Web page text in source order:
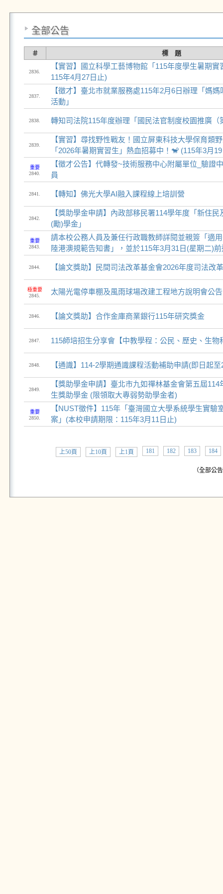
全部公告
＃ 標 題
2836.
【實習】國立科學工藝博物館「115年度學生暑期
115年4月27日止)
2837.
【徵才】臺北市就業服務處115年2月6日辦理「媽
活動」
2838. 轉知司法院115年度辦理「國民法官制度校園推廣（
2839.
【實習】尋找野性戰友！國立屏東科技大學保育類
「2026年暑期實習生」熱血招募中！🐒 (115年3月
重要
2840.
【徵才公告】代轉發~技術服務中心附屬單位_驗證
員
2841. 【轉知】佛光大學AI融入課程線上培訓營
2842.
【獎助學金申請】內政部移民署114學年度「新住
(勵)學金」
重要
2843.
請本校公務人員及兼任行政職教師詳閱並親簽「適
陸港澳規範告知書」，並於115年3月31日(星期二)
2844. 【論文獎助】民間司法改革基金會2026年度司法改
極重要
2845.
太陽光電停車棚及風雨球場改建工程地方說明會公
2846. 【論文獎助】合作金庫商業銀行115年研究獎金
2847. 115師培招生分享會【中教學程：公民、歷史、生物
2848. 【通識】114-2學期通識課程活動補助申請(即日起
2849.
【獎助學金申請】臺北市九如禪林基金會第五屆
生獎助學金 (限領取大專弱勢助學金者)
重要
2850.
【NUST徵件】115年「臺灣國立大學系統學生實驗
案」(本校申請期限：115年3月11日止)
上50頁 上10頁 上1頁 181 182 183 184
（全部公